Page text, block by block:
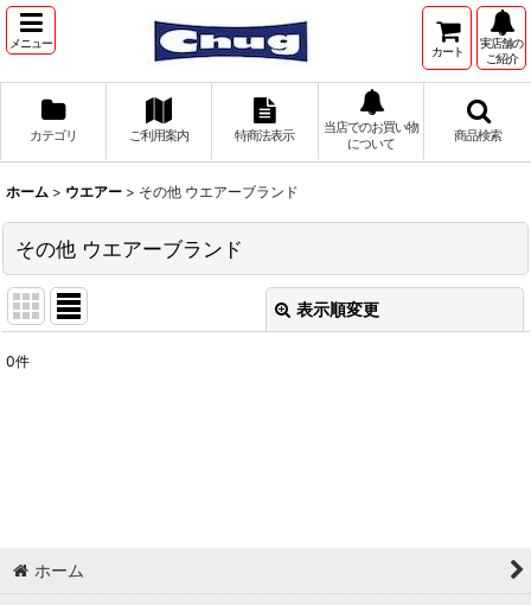
メニュー
カート
実店舗の
ご紹介
カテゴリ ご利用案内 特商法表示
当店でのお買い物
について
商品検索
ホーム > ウエアー > その他 ウエアーブランド
その他 ウエアーブランド
表示順変更
0件
ホーム